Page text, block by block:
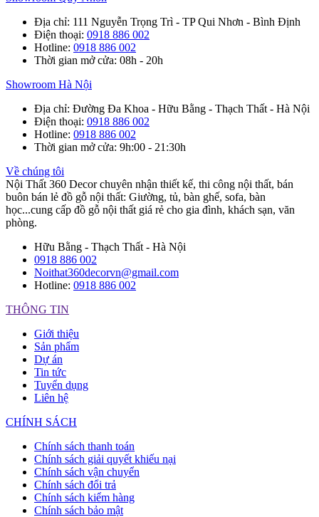
Địa chỉ: 111 Nguyễn Trọng Trì - TP Qui Nhơn - Bình Định
Điện thoại: 0918 886 002
Hotline: 0918 886 002
Thời gian mở cửa: 08h - 20h
Showroom Hà Nội
Địa chỉ: Đường Đa Khoa - Hữu Bằng - Thạch Thất - Hà Nội
Điện thoại: 0918 886 002
Hotline: 0918 886 002
Thời gian mở cửa: 9h:00 - 21:30h
Về chúng tôi
Nội Thất 360 Decor chuyên nhận thiết kế, thi công nội thất, bán
buôn bán lẻ đồ gỗ nội thất: Giường, tủ, bàn ghế, sofa, bàn
học...cung cấp đồ gỗ nội thất giá rẻ cho gia đình, khách sạn, văn
phòng.
Hữu Bằng - Thạch Thất - Hà Nội
0918 886 002
Noithat360decorvn@gmail.com
Hotline: 0918 886 002
THÔNG TIN
Giới thiệu
Sản phẩm
Dự án
Tin tức
Tuyển dụng
Liên hệ
CHÍNH SÁCH
Chính sách thanh toán
Chính sách giải quyết khiếu nại
Chính sách vận chuyển
Chính sách đổi trả
Chính sách kiểm hàng
Chính sách bảo mật